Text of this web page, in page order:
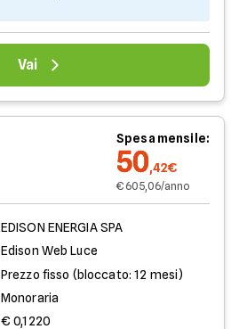
Vai
Spesa mensile:
50,42€
€ 605,06/anno
EDISON ENERGIA SPA
Edison Web Luce
Prezzo fisso (bloccato: 12 mesi)
Monoraria
€ 0,1220